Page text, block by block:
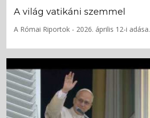
A világ vatikáni szemmel
A Római Riportok - 2026. április 12-i adása.